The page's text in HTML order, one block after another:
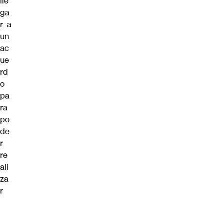
ga
r a
un
ac
ue
rd
o
pa
ra
po
de
r
re
ali
za
r